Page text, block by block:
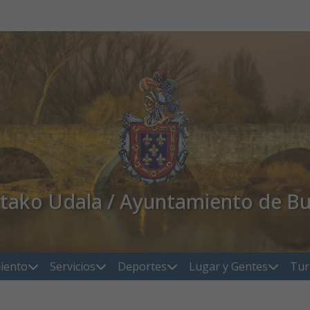
Udala / Ayuntamiento de
Servicios Deportes Lugar y Gentes